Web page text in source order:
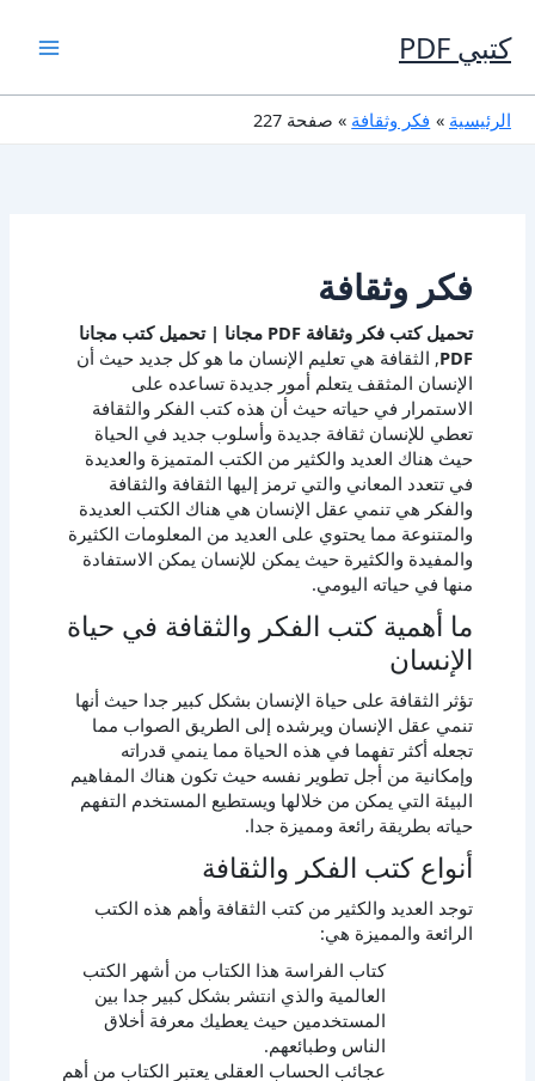
إلى
المحتوى
كتبي PDF
الرئيسية فكر وثقافة صفحة 227
فكر وثقافة
تحميل كتب فكر وثقافة PDF مجانا | تحميل كتب مجانا
PDF, الثقافة هي تعليم الإنسان ما هو كل جديد حيث أن
الإنسان المثقف يتعلم أمور جديدة تساعده على
الاستمرار في حياته حيث أن هذه كتب الفكر والثقافة
تعطي للإنسان ثقافة جديدة وأسلوب جديد في الحياة
حيث هناك العديد والكثير من الكتب المتميزة والعديدة
في تتعدد المعاني والتي ترمز إليها الثقافة والثقافة
والفكر هي تنمي عقل الإنسان هي هناك الكتب العديدة
والمتنوعة مما يحتوي على العديد من المعلومات الكثيرة
والمفيدة والكثيرة حيث يمكن للإنسان يمكن الاستفادة
منها في حياته اليومي.
ما أهمية كتب الفكر والثقافة في حياة
الإنسان
تؤثر الثقافة على حياة الإنسان بشكل كبير جدا حيث أنها
تنمي عقل الإنسان ويرشده إلى الطريق الصواب مما
تجعله أكثر تفهما في هذه الحياة مما ينمي قدراته
وإمكانية من أجل تطوير نفسه حيث تكون هناك المفاهيم
البيئة التي يمكن من خلالها ويستطيع المستخدم التفهم
حياته بطريقة رائعة ومميزة جدا.
أنواع كتب الفكر والثقافة
توجد العديد والكثير من كتب الثقافة وأهم هذه الكتب
الرائعة والمميزة هي:
كتاب الفراسة هذا الكتاب من أشهر الكتب
العالمية والذي انتشر بشكل كبير جدا بين
المستخدمين حيث يعطيك معرفة أخلاق
الناس وطبائعهم.
عجائب الحساب العقلي يعتبر الكتاب من أهم